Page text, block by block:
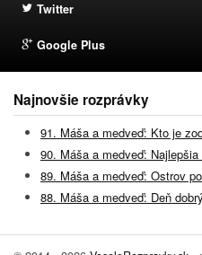
Twitter
Google Plus
Najnovšie rozprávky
91. Máša a medveď: Kto je
90. Máša a medveď:
89. Máša a medveď: Ostrov
88. Máša a medveď: Deň